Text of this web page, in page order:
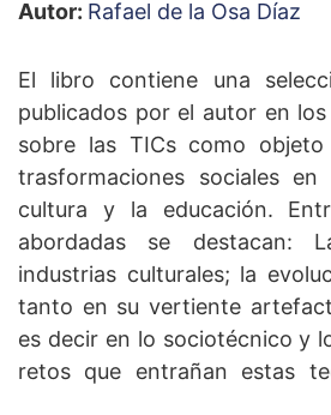
Autor: Rafael de la Osa Díaz
El libro contiene una
publicados por el autor en
sobre las TICs como
trasformaciones sociales
cultura y la educación.
abordadas se destacan:
industrias culturales; la
tanto en su vertiente
es decir en lo sociotécnico y
retos que entrañan estas